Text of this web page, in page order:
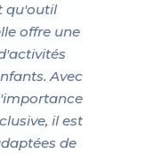
qu'outil
offre une
Avec
il est
de